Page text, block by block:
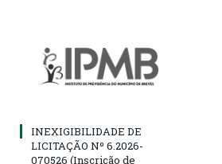
INEXIGIBILIDADE DE
LICITAÇÃO Nº 6.2026-
070526 (Inscrição de